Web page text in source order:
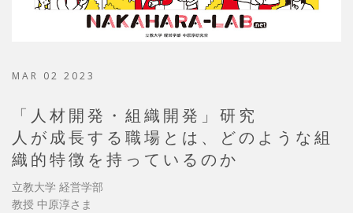
MAR 02 2023
「人材開発・組織開発」研究
人が成長する職場とは、どのような組
織的特徴を持っているのか
立教大学 経営学部
教授 中原淳さま